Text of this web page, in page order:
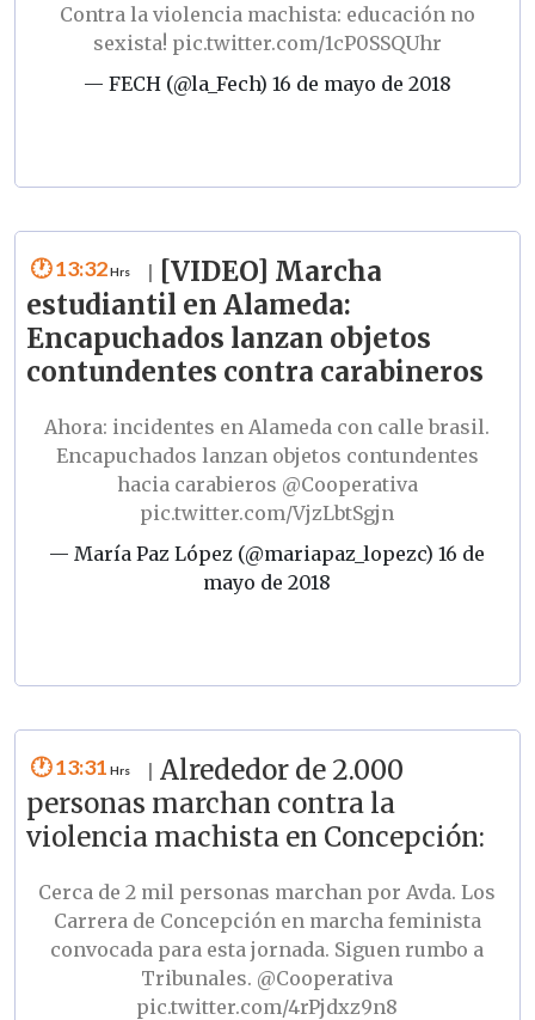
Contra la violencia machista: educación no
sexista! pic.twitter.com/1cP0SSQUhr
— FECH (@la_Fech) 16 de mayo de 2018
13:32
[VIDEO] Marcha
estudiantil en Alameda:
Encapuchados lanzan objetos
contundentes contra carabineros
Ahora: incidentes en Alameda con calle brasil.
Encapuchados lanzan objetos contundentes
hacia carabieros @Cooperativa
pic.twitter.com/VjzLbtSgjn
— María Paz López (@mariapaz_lopezc)16 de
mayo de 2018
13:31
Alrededor de 2.000
personas marchan contra la
violencia machista en Concepción:
Cerca de 2 mil personas marchan por Avda. Los
Carrera de Concepción en marcha feminista
convocada para esta jornada. Siguen rumbo a
Tribunales. @Cooperativa
pic.twitter.com/4rPjdxz9n8